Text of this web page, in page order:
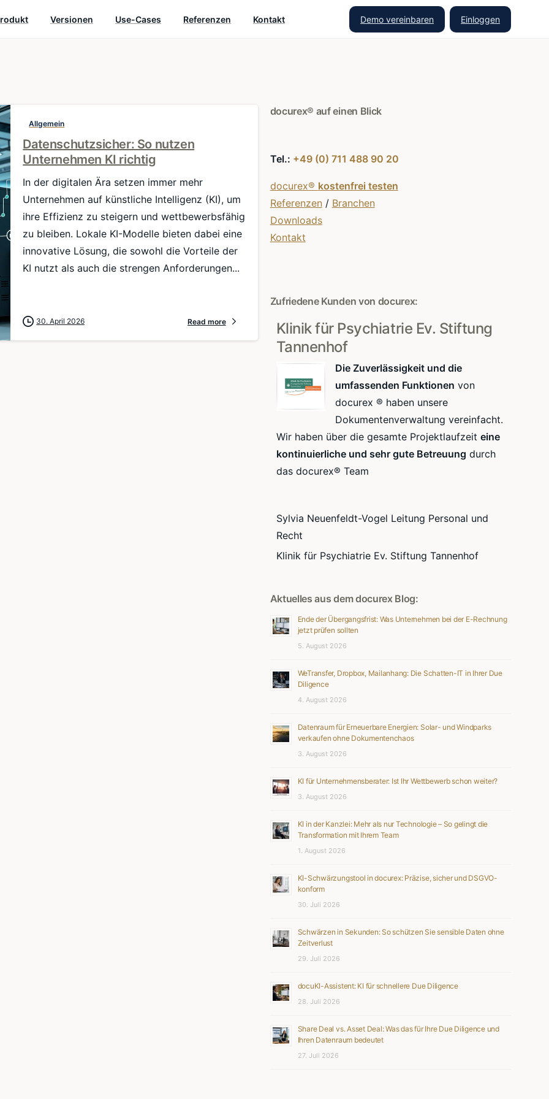
Versionen Use-Cases Referenzen Kontakt Demo vereinbaren Einloggen
Allgemein
Datenschutzsicher: So nutzen
Unternehmen KI richtig
In der digitalen Ära setzen immer mehr
Unternehmen auf künstliche Intelligenz (KI), um
ihre Effizienz zu steigern und wettbewerbsfähig
zu bleiben. Lokale KI-Modelle bieten dabei eine
innovative Lösung, die sowohl die Vorteile der
KI nutzt als auch die strengen Anforderungen...
30. April 2026 Read more
docurex® auf einen Blick
Tel.: +49 (0) 711 488 90 20
docurex® kostenfrei testen
Referenzen / Branchen
Downloads
Kontakt
Zufriedene Kunden von docurex:
Klinik für Psychiatrie Ev. Stiftung
Tannenhof
Die Zuverlässigkeit und die
umfassenden Funktionen von
docurex ® haben unsere
Dokumentenverwaltung vereinfacht.
Wir haben über die gesamte Projektlaufzeit eine
kontinuierliche und sehr gute Betreuung durch
das docurex® Team
Sylvia Neuenfeldt-Vogel Leitung Personal und
Recht
Klinik für Psychiatrie Ev. Stiftung Tannenhof
Aktuelles aus dem docurex Blog:
Ende der Übergangsfrist: Was Unternehmen bei der E-Rechnung
jetzt prüfen sollten
5. August 2026
WeTransfer, Dropbox, Mailanhang: Die Schatten-IT in Ihrer Due
Diligence
4. August 2026
Datenraum für Erneuerbare Energien: Solar- und Windparks
verkaufen ohne Dokumentenchaos
3. August 2026
KI für Unternehmensberater: Ist Ihr Wettbewerb schon weiter?
3. August 2026
KI in der Kanzlei: Mehr als nur Technologie – So gelingt die
Transformation mit Ihrem Team
1. August 2026
KI-Schwärzungstool in docurex: Präzise, sicher und DSGVO-
konform
30. Juli 2026
Schwärzen in Sekunden: So schützen Sie sensible Daten ohne
Zeitverlust
29. Juli 2026
docuKI-Assistent: KI für schnellere Due Diligence
28. Juli 2026
Share Deal vs. Asset Deal: Was das für Ihre Due Diligence und
Ihren Datenraum bedeutet
27. Juli 2026